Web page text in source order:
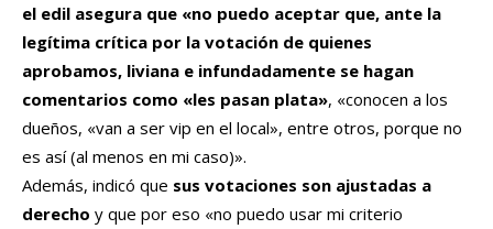
el edil asegura que «no puedo aceptar que, ante la
legítima crítica por la votación de quienes
aprobamos, liviana e infundadamente se hagan
comentarios como «les pasan plata», «conocen a los
dueños, «van a ser vip en el local», entre otros, porque no
es así (al menos en mi caso)».
Además, indicó que sus votaciones son ajustadas a
derecho y que por eso «no puedo usar mi criterio